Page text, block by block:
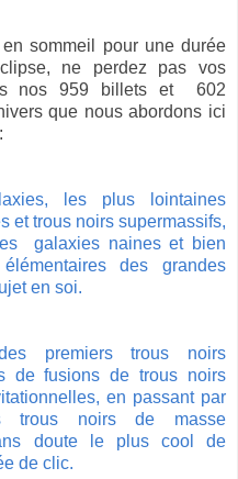
sommeil pour une durée
ne perdez pas vos
nos 959 billets et 602
que nous abordons ici
les plus lointaines
et trous noirs supermassifs,
galaxies naines et bien
des grandes
en soi.
premiers trous noirs
de fusions de trous noirs
en passant par
trous noirs de masse
doute le plus cool de
de clic.